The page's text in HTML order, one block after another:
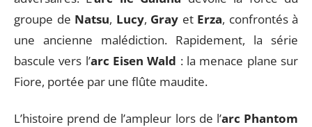
groupe de Natsu, Lucy, Gray et Erza, confrontés à
une ancienne malédiction. Rapidement, la série
bascule vers l’arc Eisen Wald : la menace plane sur
Fiore, portée par une flûte maudite.
L’histoire prend de l’ampleur lors de l’arc Phantom